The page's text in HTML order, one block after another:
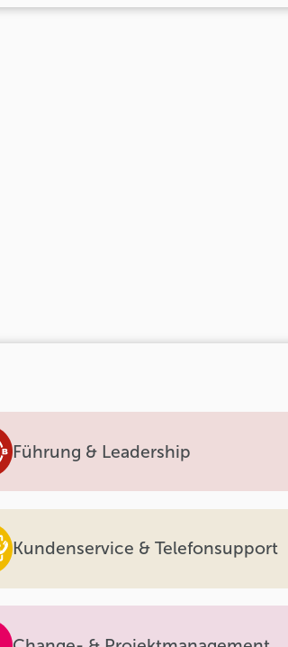
Führung & Leadership
Kundenservice & Telefonsupport